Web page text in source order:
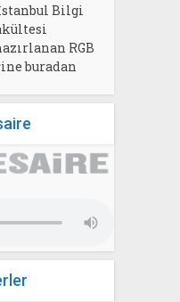
Bilgi
RGB
buradan